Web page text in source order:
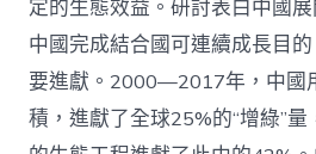
定的生態效益。研討表白中國
中國完成結合國可連續成長目
要進獻。2000—2017年，中國
積，進獻了全球25%的“增綠”